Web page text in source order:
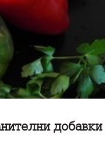
добавки